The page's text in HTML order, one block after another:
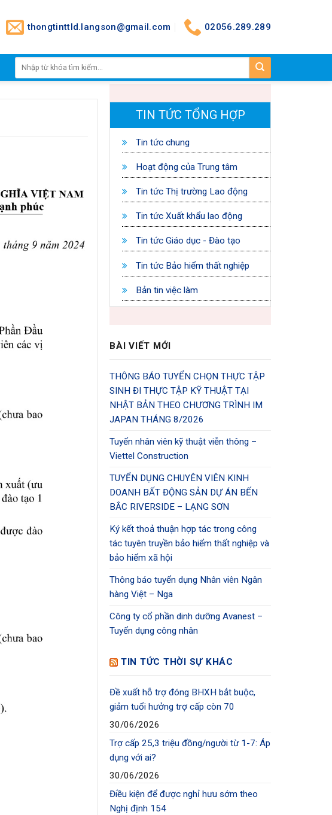
thongtinttld.langson@gmail.com 02056.289.289
TIN TỨC TỔNG HỢP
Tin tức chung
Hoạt động của Trung tâm
Tin tức Thị trường Lao động
Tin tức Xuất khẩu lao động
Tin tức Giáo dục - Đào tạo
Tin tức Bảo hiểm thất nghiệp
Bản tin việc làm
BÀI VIẾT MỚI
THÔNG BÁO TUYỂN CHỌN THỰC TẬP
SINH ĐI THỰC TẬP KỸ THUẬT TẠI
NHẬT BẢN THEO CHƯƠNG TRÌNH IM
JAPAN THÁNG 8/2026
Tuyển nhân viên kỹ thuật viễn thông –
Viettel Construction
TUYỂN DỤNG CHUYÊN VIÊN KINH
DOANH BẤT ĐỘNG SẢN DỰ ÁN BẾN
BẮC RIVERSIDE – LẠNG SƠN
Ký kết thoả thuận hợp tác trong công
tác tuyên truyền bảo hiểm thất nghiệp và
bảo hiểm xã hội
Thông báo tuyển dụng Nhân viên Ngân
hàng Việt – Nga
Công ty cổ phần dinh dưỡng Avanest –
Tuyển dụng công nhân
TIN TỨC THỜI SỰ KHÁC
Đề xuất hỗ trợ đóng BHXH bắt buộc,
giảm tuổi hưởng trợ cấp còn 70
30/06/2026
Trợ cấp 25,3 triệu đồng/người từ 1-7: Áp
dụng với ai?
30/06/2026
Điều kiện để được nghỉ hưu sớm theo
Nghị định 154